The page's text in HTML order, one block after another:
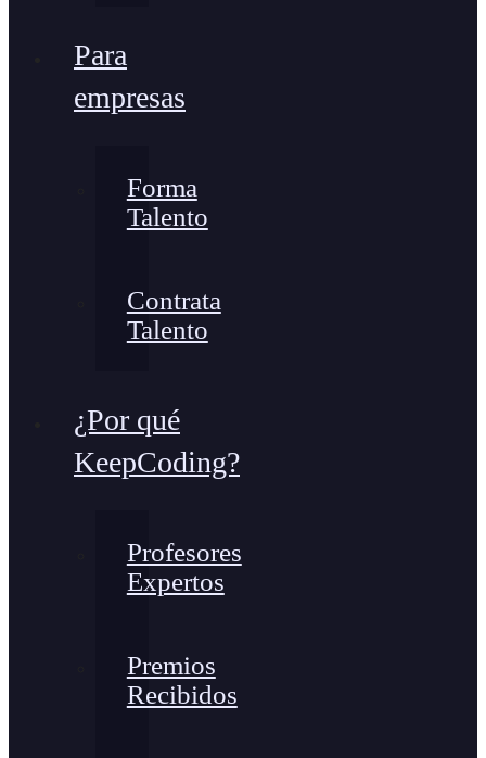
Para
empresas
Forma
Talento
Contrata
Talento
¿Por qué
KeepCoding?
Profesores
Expertos
Premios
Recibidos